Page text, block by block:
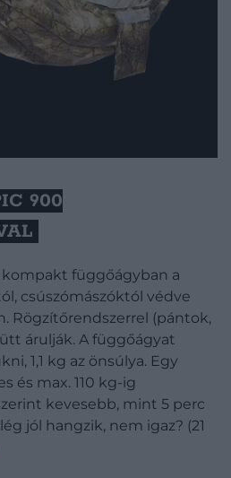
900
kompakt függőágyban a
csúszómászóktól védve
Rögzítőrendszerrel (pántok,
árulják. A függőágyat
1,1 kg az önsúlya. Egy
és max. 110 kg-ig
kevesebb, mint 5 perc
jól hangzik, nem igaz? (21